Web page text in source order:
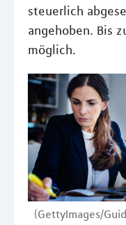
steuerlich
angehoben. Bis
möglich.
(GettyImages/